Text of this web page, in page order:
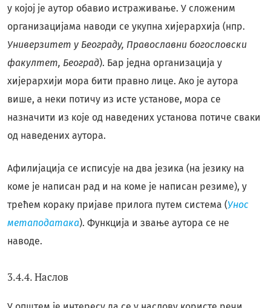
у којој је аутор обавио истраживање. У сложеним
организацијама наводи се укупна хијерархија (нпр.
Универзитет у Београду, Православни богословски
факултет, Београд). Бар једна организација у
хијерархији мора бити правно лице. Ако је аутора
више, а неки потичу из исте установе, мора се
назначити из које од наведених установа потиче сваки
од наведених аутора.
Афилијација се исписује на два језика (на језику на
коме је написан рад и на коме је написан резиме), у
трећем кораку пријаве прилога путем система (Унос
метаподатака). Функција и звање аутора се не
наводе.
3.4.4. Наслов